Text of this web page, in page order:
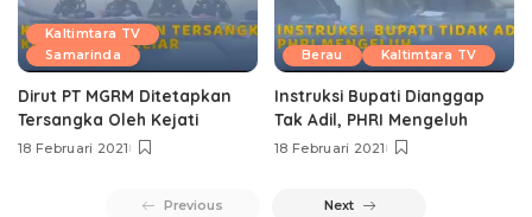
Kaltimtara TV
Samarinda
Dirut PT MGRM Ditetapkan
Tersangka Oleh Kejati
18 Februari 2021
Berau Kaltimtara TV
Instruksi Bupati Dianggap
Tak Adil, PHRI Mengeluh
18 Februari 2021
Previous Next